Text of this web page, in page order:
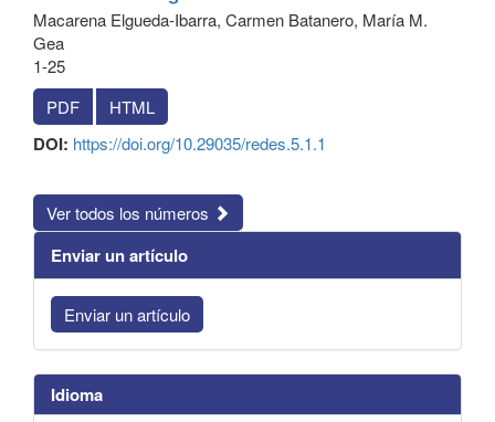
Macarena Elgueda-Ibarra, Carmen Batanero, María M.
Gea
1-25
PDF
HTML
DOI: https://doi.org/10.29035/redes.5.1.1
Ver todos los números
Enviar un artículo
Enviar un artículo
Idioma